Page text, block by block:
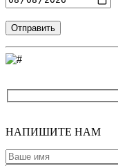
Введите адрес
НАПИШИТЕ НАМ